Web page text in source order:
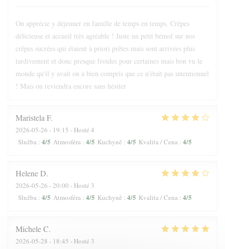
On apprécie y déjeuner en famille de temps en temps. Crêpes
délicieuse et accueil très agréable ! Juste un petit bémol sur nos
crêpes sucrées qui étaient à priori prêtes mais sont arrivées plus
tardivement et donc presque froides pour certaines mais bon vu le
monde qu'il y avait on a bien compris que ce n'était pas intentionnel
! Mais on reviendra encore sans hésiter
Maristela F
2026-05-26 - 19:15 - Hosté 4
Služba : 4/5 Atmosféra : 4/5 Kuchyně : 4/5 Kvalita / Cena : 4/5
HeleneD
2026-05-26 - 20:00 - Hosté 3
Služba : 4/5 Atmosféra : 4/5 Kuchyně : 4/5 Kvalita / Cena : 4/5
MicheleC
2026-05-28 - 18:45 - Hosté 3